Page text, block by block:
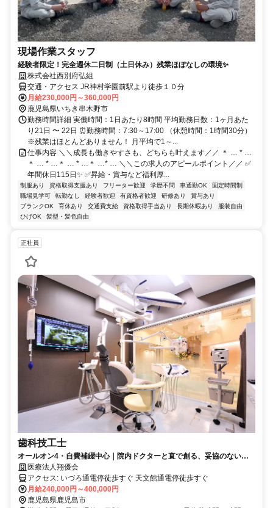
現場作業スタッフ
経験者限定！完全週休二日制（土日休み）残業ほぼなしの環境✨
株式会社西別府弘組
交通・アクセス JR神村学園前駅より徒歩１０分
月給230,000円～360,000円
鹿児島県いちき串木野市
勤務時間詳細 実働時間：1日あたり8時間 平均勤務日数：1ヶ月あた
り21日 〜 22日 ⏰勤務時間：7:30～17:00 （休憩時間：1時間30分）
※残業はほとんどありません！ 月平均で1～...
仕事内容 ＼＼成長も働きやすさも、どちらも叶えます／／ ＊ … * …
＊ … * …＊ … * …＊ …* … ＼＼この求人のアピールポイント／／ ✅
年間休日115日✨ ✅昇給・賞与など福利厚...
制服あり 資格取得支援あり フリーター歓迎 学歴不問 車通勤OK
固定時間制
職場見学可
転勤なし 経験者歓迎 有資格者歓迎 研修あり
賞与あり
ブランクOK
育休あり 交通費支給 資格取得手当あり 長期休暇あり
服装自由
ひげOK
髪型・髪色自由
正社員
歯科技工士
オールオン4・自費補綴中心｜院内ドクターと直で創る、妥協のない最
高峰技工。
医療法人翔優会
アクセス: いづろ通電停徒歩すぐ 天文館通電停徒歩すぐ
月給240,000円～400,000円
鹿児島県鹿児島市